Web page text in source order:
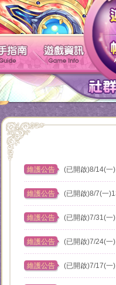
遊戲介紹 新手指南
維護公告 (已開啟)8/14(一
維護公告 (已開啟)8/7(一
維護公告 (已開啟)7/31(一
維護公告 (已開啟)7/24(一
維護公告 (已開啟)7/17(一